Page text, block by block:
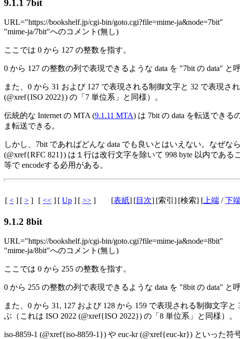
9.1.1 7bit
URL="https://bookshelf.jp/cgi-bin/goto.cgi?file=mime-ja&node=7bit"
"mime-ja/7bit"へのコメント(無し)
ここでは 0 から 127 の整数を指す。
0 から 127 の整数の列で表現できるような data を "7bit の data" と呼
また、0 から 31 および 127 で表現される制御文字と 32 で表現
(@xref{ISO 2022}) の「7 単位系」と同様）。
伝統的な Internet の MTA (9.1.11 MTA) は 7bit の data を転送できる
ま転送できる。
しかし、7bit であればどんな data でも良いとはいえない。なぜな
(@xref{RFC 821}) は１行は改行文字を除いて 998 byte 以内である
等で encodeする必用がある。
[ < ] [ > ] [ << ] [ Up ] [ >> ] [表紙] [目次] [索引] [検索] [ 上端 /下
9.1.2 8bit
URL="https://bookshelf.jp/cgi-bin/goto.cgi?file=mime-ja&node=8bit"
"mime-ja/8bit"へのコメント(無し)
ここでは 0 から 255 の整数を指す。
0 から 255 の整数の列で表現できるような data を "8bit の data" と呼
また、0 から 31, 127 および 128 から 159 で表現される制御文字
ぶ（これは ISO 2022 (@xref{ISO 2022}) の「8 単位系」と同様）。
iso-8859-1 (@xref{iso-8859-1}) や euc-kr (@xref{euc-kr}) といった符